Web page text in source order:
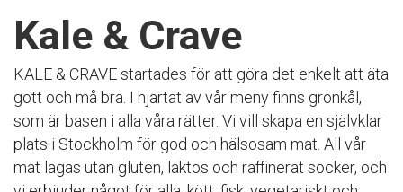
Kale & Crave
KALE & CRAVE startades för att göra det enkelt att äta
gott och må bra. I hjärtat av vår meny finns grönkål,
som är basen i alla våra rätter. Vi vill skapa en självklar
plats i Stockholm för god och hälsosam mat. All vår
mat lagas utan gluten, laktos och raffinerat socker, och